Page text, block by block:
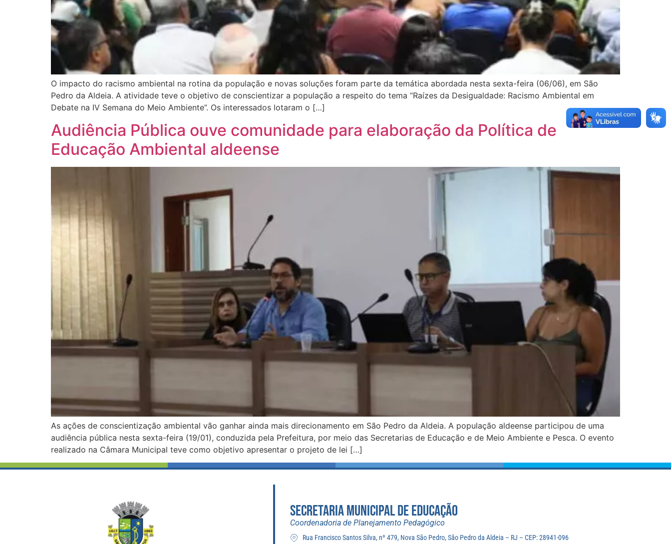
O impacto do racismo ambiental na rotina da população e novas soluções foram parte da temática abordada nesta sexta-feira (06/06), em São
Pedro da Aldeia. A atividade teve o objetivo de conscientizar a população a respeito do tema “Raízes da Desigualdade: Racismo Ambiental em
Debate na IV Semana do Meio Ambiente”. Os interessados lotaram o […]
Audiência Pública ouve comunidade para elaboração da Política de
Educação Ambiental aldeense
As ações de conscientização ambiental vão ganhar ainda mais direcionamento em São Pedro da Aldeia. A população aldeense participou de uma
audiência pública nesta sexta-feira (19/01), conduzida pela Prefeitura, por meio das Secretarias de Educação e de Meio Ambiente e Pesca. O evento
realizado na Câmara Municipal teve como objetivo apresentar o projeto de lei […]
SECRETARIA MUNICIPAL DE EDUCAÇÃO
Coordenadoria de Planejamento Pedagógico
Rua Francisco Santos Silva, nº 479, Nova São Pedro, São Pedro da Aldeia – RJ – CEP: 28941-096